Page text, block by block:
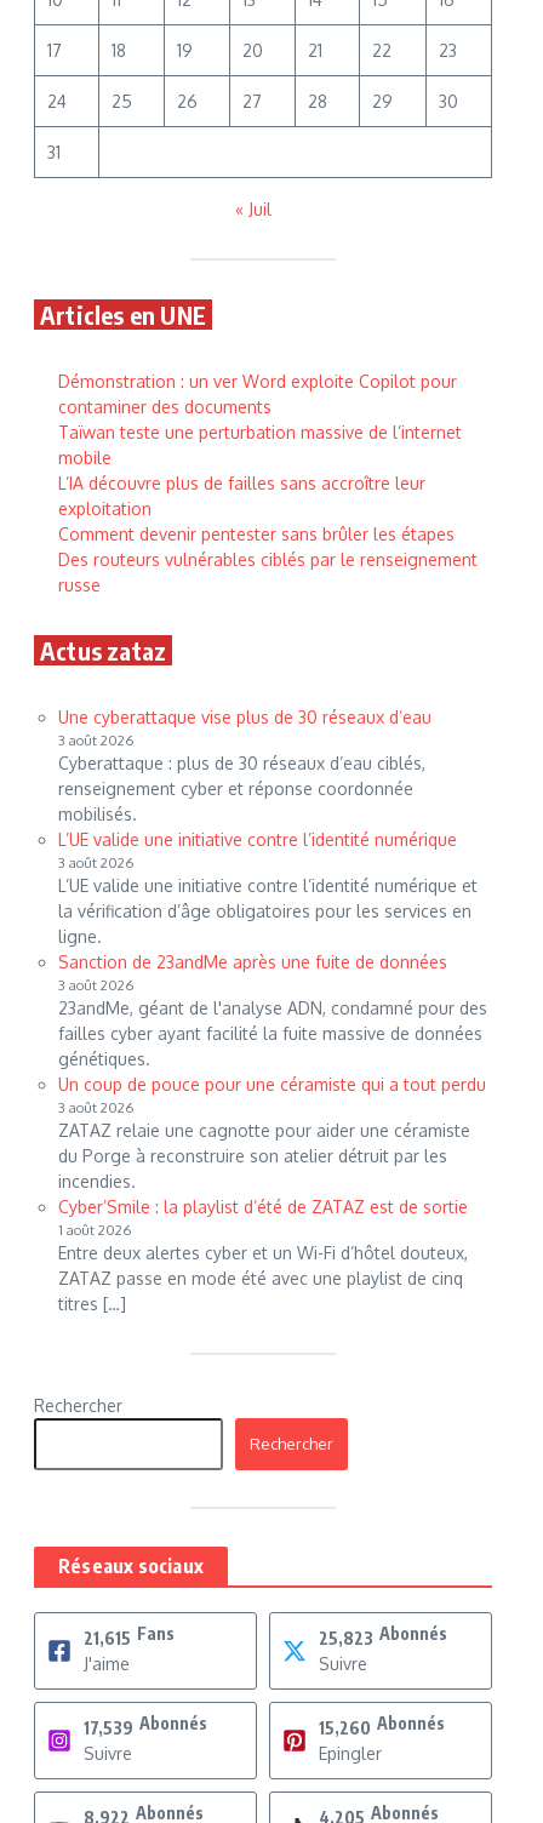
17 18 19 20 21 22 23
24 25 26 27 28 29 30
31
« Juil
Articles en UNE
Démonstration : un ver Word exploite Copilot pour
contaminer des documents
Taïwan teste une perturbation massive de l’internet
mobile
L’IA découvre plus de failles sans accroître leur
exploitation
Comment devenir pentester sans brûler les étapes
Des routeurs vulnérables ciblés par le renseignement
russe
Actus zataz
Une cyberattaque vise plus de 30 réseaux d’eau
3 août 2026
Cyberattaque : plus de 30 réseaux d’eau ciblés,
renseignement cyber et réponse coordonnée
mobilisés.
L’UE valide une initiative contre l’identité numérique
3 août 2026
L’UE valide une initiative contre l’identité numérique et
la vérification d’âge obligatoires pour les services en
ligne.
Sanction de 23andMe après une fuite de données
3 août 2026
23andMe, géant de l'analyse ADN, condamné pour des
failles cyber ayant facilité la fuite massive de données
génétiques.
Un coup de pouce pour une céramiste qui a tout perdu
3 août 2026
ZATAZ relaie une cagnotte pour aider une céramiste
du Porge à reconstruire son atelier détruit par les
incendies.
Cyber’Smile : la playlist d’été de ZATAZ est de sortie
1 août 2026
Entre deux alertes cyber et un Wi-Fi d’hôtel douteux,
ZATAZ passe en mode été avec une playlist de cinq
titres […]
Rechercher
Rechercher
Réseaux sociaux
21,615 Fans
J'aime
25,823 Abonnés
Suivre
17,539 Abonnés
Suivre
15,260 Abonnés
Epingler
8,922 Abonnés 4,205 Abonnés